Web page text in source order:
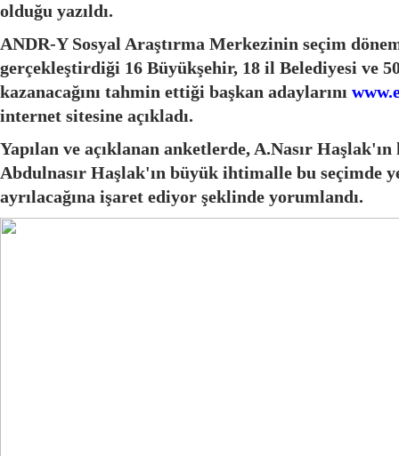
olduğu yazıldı.
ANDR-Y Sosyal Araştırma Merkezinin seçim
gerçekleştirdiği 16 Büyükşehir, 18 il Belediyesi ve
kazanacağını tahmin ettiği başkan adaylarını
internet sitesine açıkladı.
Yapılan ve açıklanan anketlerde, A.Nasır Haşlak'ın
Abdulnasır Haşlak'ın büyük ihtimalle bu seçimde
ayrılacağına işaret ediyor şeklinde yorumlandı.